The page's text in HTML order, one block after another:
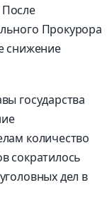
Прокурора
снижение
государства
количество
сократилось
дел в